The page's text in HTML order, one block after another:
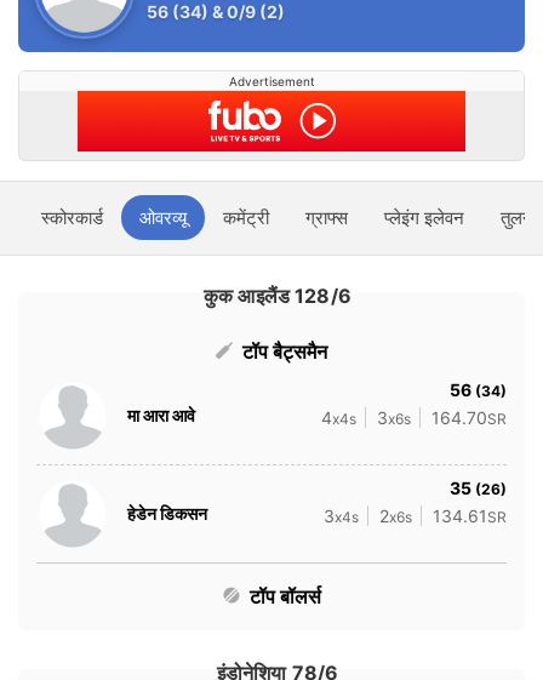
56 (34) &0/9 (2)
Advertisement
स्कोरकार्ड ओवरव्यू कमेंट्री ग्राफ्स प्लेइंग इलेवन तुलना
कुक आइलैंड 128/6
टॉप बैट्समैन
मा आरा आवे
56 (34)
4x4s 3x6s 164.70SR
हेडेन डिकसन
35 (26)
3x4s 2x6s 134.61 SR
टॉप बॉलर्स
इंडोनेशिया 78/6